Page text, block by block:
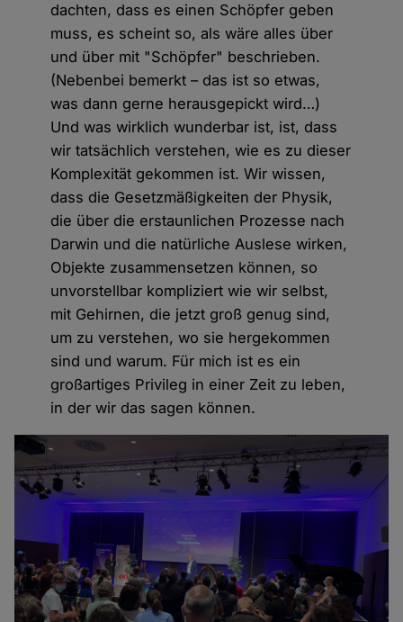
dachten, dass es einen Schöpfer geben
muss, es scheint so, als wäre alles über
und über mit "Schöpfer" beschrieben.
(Nebenbei bemerkt – das ist so etwas,
was dann gerne herausgepickt wird…)
Und was wirklich wunderbar ist, ist, dass
wir tatsächlich verstehen, wie es zu dieser
Komplexität gekommen ist. Wir wissen,
dass die Gesetzmäßigkeiten der Physik,
die über die erstaunlichen Prozesse nach
Darwin und die natürliche Auslese wirken,
Objekte zusammensetzen können, so
unvorstellbar kompliziert wie wir selbst,
mit Gehirnen, die jetzt groß genug sind,
um zu verstehen, wo sie hergekommen
sind und warum. Für mich ist es ein
großartiges Privileg in einer Zeit zu leben,
in der wir das sagen können.